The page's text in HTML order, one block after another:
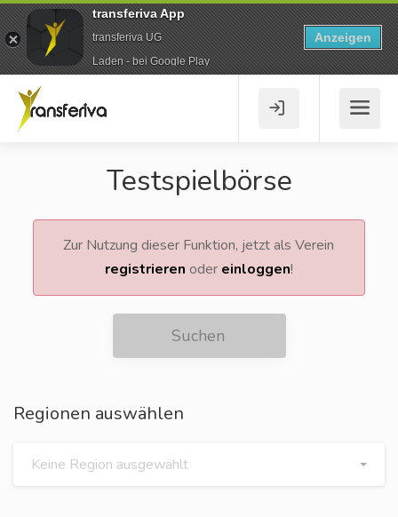
Testspielbörse
Zur Nutzung dieser Funktion, jetzt als Verein
registrieren oder einloggen!
Suchen
Regionen auswählen
Keine Region ausgewählt
transferiva App
transferiva UG
Laden - bei Google Play
Anzeigen